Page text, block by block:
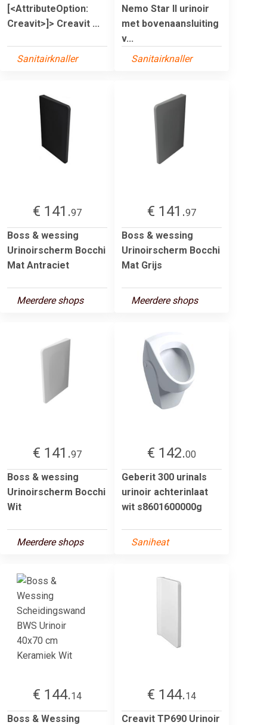
[<AttributeOption:
Creavit>]> Creavit ...
Sanitairknaller
Nemo Star II urinoir
met bovenaansluiting
v...
Sanitairknaller
€ 141.97
Boss & wessing
Urinoirscherm Bocchi
Mat Antraciet
Meerdere shops
€ 141.97
Boss & wessing
Urinoirscherm Bocchi
Mat Grijs
Meerdere shops
€ 141.97
Boss & wessing
Urinoirscherm Bocchi
Wit
Meerdere shops
€ 142.00
Geberit 300 urinals
urinoir achterinlaat
wit s8601600000g
Saniheat
€ 144.14
Boss & Wessing
€ 144.14
Creavit TP690 Urinoir